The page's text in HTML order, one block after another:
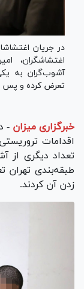
در جریان
اغتشاشگران،
آشوب‌گران به
تعرض کرده و پس
خبرگزاری میزان -
اقدامات
تعداد دیگری از
طبقه‌بندی
زدن آن کردند.